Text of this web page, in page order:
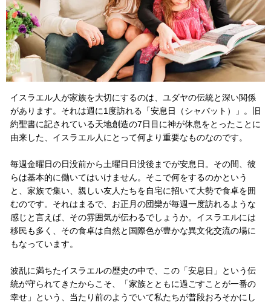
イスラエル人が家族を大切にするのは、ユダヤの伝統と深い関係
があります。それは週に1度訪れる「安息日（シャバット）
」。
旧
約聖書に記されている天地創造の7日目に神が休息をとったことに
由来した、イスラエル人にとって何より重要なものなのです。
毎週金曜日の日没前から土曜日日没後までが安息日。その間、彼
らは基本的に働いてはいけません。そこで何をするのかという
と、家族で集い、親しい友人たちを自宅に招いて大勢で食卓を囲
むのです。それはまるで、お正月の団欒が毎週一度訪れるような
感じと言えば、その雰囲気が伝わるでしょうか。イスラエルには
移民も多く、その食卓は自然と国際色が豊かな異文化交流の場に
もなっています。
波乱に満ちたイスラエルの歴史の中で、この「安息日」という伝
統が守られてきたからこそ、「家族とともに過ごすことが一番の
幸せ」という、当たり前のようでいて私たちが普段おろそかにし